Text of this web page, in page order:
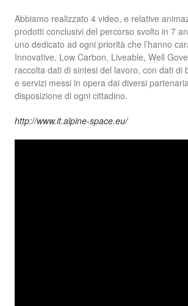
Abbiamo realizzato 4 video, e relative
prodotti conclusivi del percorso svolto in 7
uno dedicato ad ogni priorità che l’hanno
Innovative, Low Carbon, Liveable, Well
raccolta dati di sintesi del lavoro, con dati di
e servizi messi in opera dai diversi
disposizione di ogni cittadino.
http://www.it.alpine-space.eu/